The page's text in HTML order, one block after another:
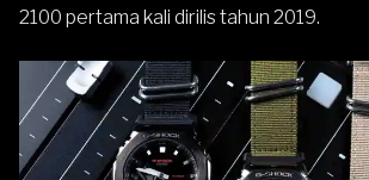
2100 pertama kali dirilis tahun 2019.